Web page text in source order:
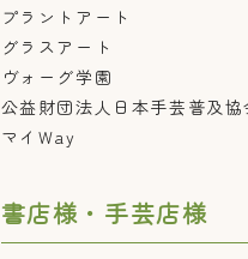
プラントアート
グラスアート
ヴォーグ学園
公益財団法人日本手芸普及協
マイWay
書店様・手芸店様